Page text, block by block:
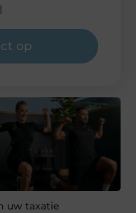
uw taxatie
op